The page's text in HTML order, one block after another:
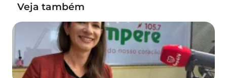
Veja também